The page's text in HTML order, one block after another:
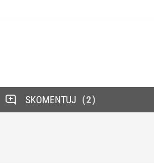
SKOMENTUJ 2